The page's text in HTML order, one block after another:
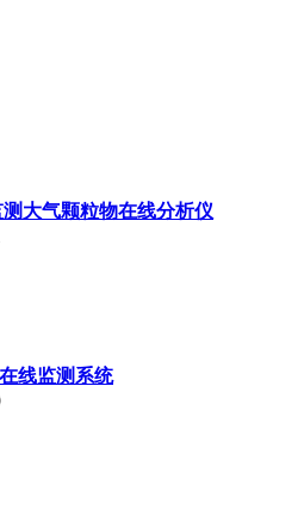
大气颗粒物在线分析仪
线监测系统